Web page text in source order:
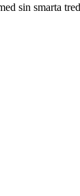
sin smarta